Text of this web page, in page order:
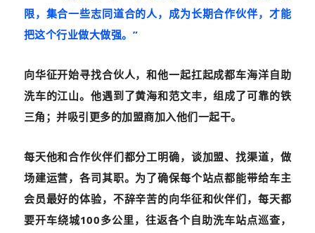
限，集合一些志同道合的人，成为长期合作伙伴，才能
把这个行业做大做强。”
向华征开始寻找合伙人，和他一起扛起成都车海洋自助
洗车的江山。他遇到了黄海和范文丰，组成了可靠的铁
三角；并吸引更多的加盟商加入他们一起干。
每天他和合作伙伴们都分工明确，谈加盟、找渠道，做
场建运营，各司其职。为了确保每个站点都能带给车主
会员最好的体验， 不辞辛苦的向华征和伙伴们，每天都
要开车绕城100多公里， 往返各个自助洗车站点巡查，